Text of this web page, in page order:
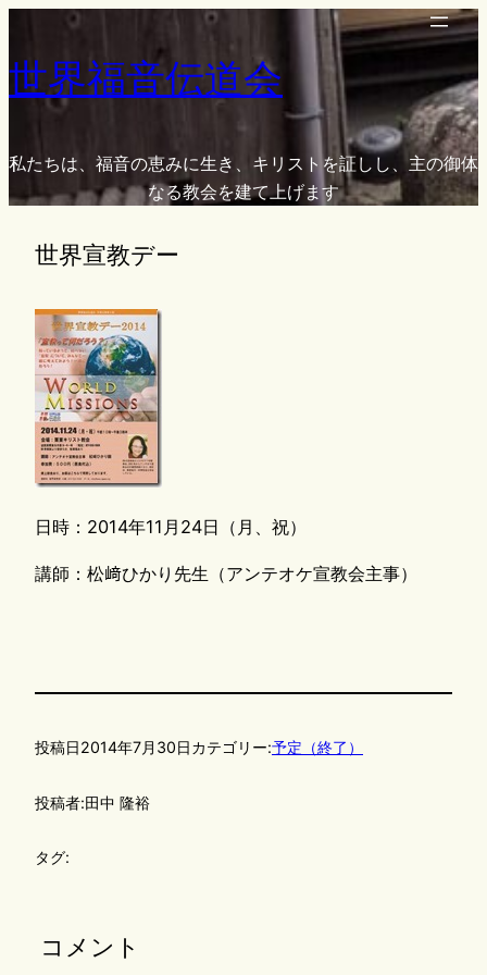
を
ッ
世界福音伝道会
私たちは、福音の恵みに生き、キリストを証しし、主の御体
なる教会を建て上げます
世界宣教デー
日時：2014年11月24日（月、祝）
講師：松﨑ひかり先生（アンテオケ宣教会主事）
投稿日2014年7月30日カテゴリー:予定（終了）
投稿者:田中 隆裕
タグ:
コメント